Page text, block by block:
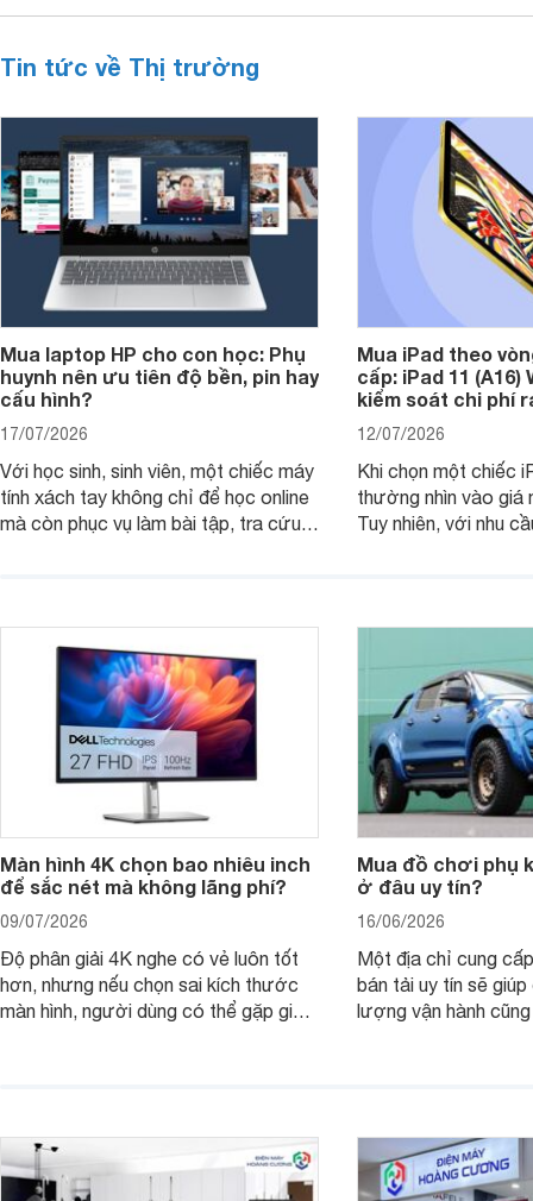
Tin tức về Thị trường
Mua laptop HP cho con học: Phụ
huynh nên ưu tiên độ bền, pin hay
cấu hình?
17/07/2026
Với học sinh, sinh viên, một chiếc máy
tính xách tay không chỉ để học online
mà còn phục vụ làm bài tập, tra cứu,
thay vì chỉ so sánh cấu hình trên giấy.
Mua iPad theo
cấp: iPad 11 (A16)
kiểm soát chi phí
12/07/2026
Khi chọn một chiếc
thường nhìn vào
Tuy nhiên, với nhu
không, dùng được
Màn hình 4K chọn bao nhiêu inch
để sắc nét mà không lãng phí?
09/07/2026
Độ phân giải 4K nghe có vẻ luôn tốt
hơn, nhưng nếu chọn sai kích thước
màn hình, người dùng có thể gặp giao
Mua đồ chơi phụ
ở đâu uy tín?
16/06/2026
Một địa chỉ cung
bán tải uy tín sẽ
lượng vận hành